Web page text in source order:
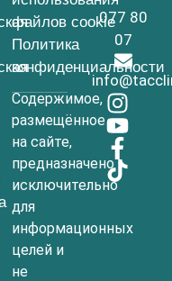
файлов cookie
Политика
конфиденциальности
Содержимое,
размещённое
на сайте,
предназначено
исключительно
для
информационных
целей и
не
077 80
07